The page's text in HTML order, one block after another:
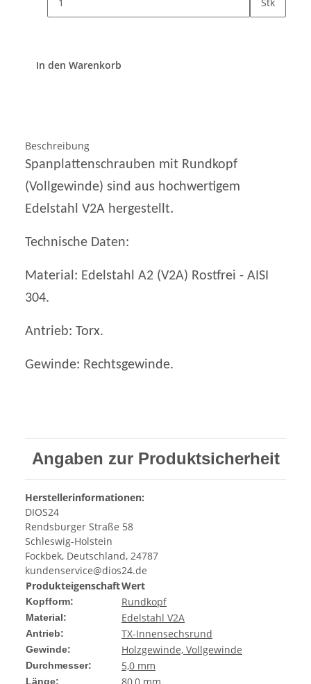
In den Warenkorb
Beschreibung
Spanplattenschrauben mit Rundkopf
(Vollgewinde) sind aus hochwertigem
Edelstahl V2A hergestellt.
Technische Daten:
Material: Edelstahl A2 (V2A) Rostfrei - AISI
304.
Antrieb: Torx.
Gewinde: Rechtsgewinde.
Angaben zur Produktsicherheit
Herstellerinformationen:
DIOS24
Rendsburger Straße 58
Schleswig-Holstein
Fockbek, Deutschland, 24787
kundenservice@dios24.de
ProdukteigenschaftWert
Kopfform: Rundkopf
Material: Edelstahl V2A
Antrieb: TX-Innensechsrund
Gewinde: Holzgewinde, Vollgewinde
Durchmesser: 5,0 mm
Länge: